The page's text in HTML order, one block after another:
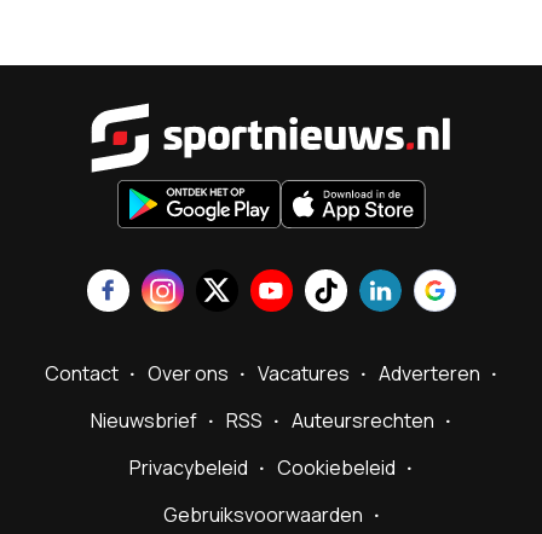
Contact Over ons Vacatures
Adverteren
Nieuwsbrief
RSS
Auteursrechten
Privacybeleid
Cookiebeleid
Gebruiksvoorwaarden